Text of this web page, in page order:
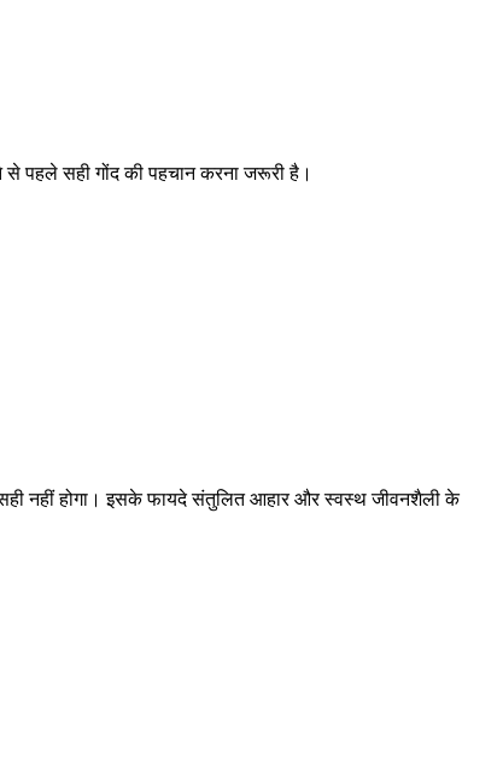
पहले सही गोंद की पहचान करना जरूरी है।
सही नहीं होगा। इसके फायदे संतुलित आहार और स्वस्थ जीवनशैली के